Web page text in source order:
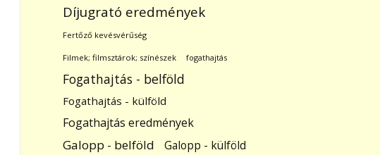
Díjugrató eredmények
Fertőző kevésvérűség
Filmek; filmsztárok; színészek fogathajtás
Fogathajtás - belföld
Fogathajtás - külföld
Fogathajtás eredmények
Galopp - belföld Galopp - külföld